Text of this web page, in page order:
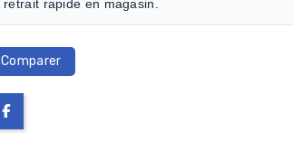
retrait rapide en magasin.
Comparer